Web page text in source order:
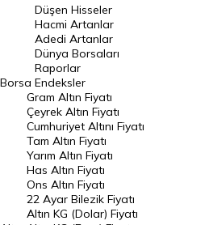
Hacmi Artanlar
Geçmiş Kapanışlar
Dünya Borsaları
Raporlar
Endeksler
DÖVİZ
Döviz Kuru
Dolar Kuru
Borsa
Düşen Hisseler
Hacmi Artanlar
Adedi Artanlar
Dünya Borsaları
Raporlar
Endeksler
Gram Altın Fiyatı
Çeyrek Altın Fiyatı
Cumhuriyet Altını Fiyatı
Tam Altın Fiyatı
Yarım Altın Fiyatı
Has Altın Fiyatı
Ons Altın Fiyatı
22 Ayar Bilezik Fiyatı
Altın KG (Dolar) Fiyatı